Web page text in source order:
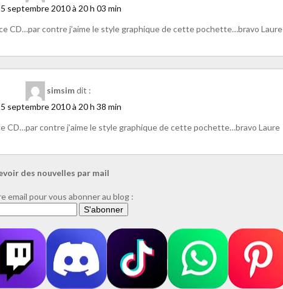
septembre 2010 à 20 h 03 min
CD…par contre j’aime le style graphique de cette pochette…bravo Laure
simsimdit :
septembre 2010 à 20 h 38 min
CD…par contre j’aime le style graphique de cette pochette…bravo Laure
des nouvelles par mail
email pour vous abonner au blog :